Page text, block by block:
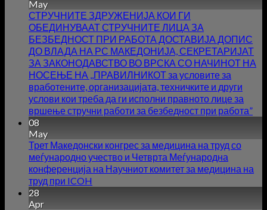
May
СТРУЧНИТЕ ЗДРУЖЕНИЈА КОИ ГИ
ОБЕДИНУВААТ СТРУЧНИТЕ ЛИЦА ЗА
БЕЗБЕДНОСТ ПРИ РАБОТА ДОСТАВИЈА ДОПИС
ДО ВЛАДА НА РС МАКЕДОНИЈА, СЕКРЕТАРИЈАТ
ЗА ЗАКОНОДАВСТВО ВО ВРСКА СО НАЧИНОТ НА
НОСЕЊЕ НА ,,ПРАВИЛНИКОТ за условите за
вработените, организацијата, техничките и други
услови кои треба да ги исполни правното лице за
вршење стручни работи за безбедност при работа”
08
May
Трет Македонски конгрес за медицина на труд со
меѓународно учество и Четврта Меѓународна
конференција на Научниот комитет за медицина на
труд при ICOH
28
Apr